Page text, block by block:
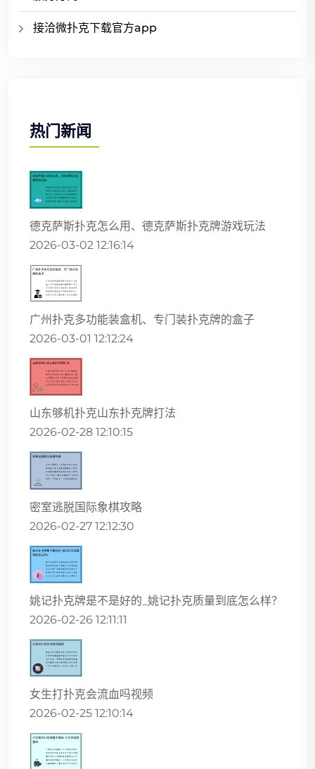
接洽微扑克下载官方app
热门新闻
德克萨斯扑克怎么用、德克萨斯扑克牌游戏玩法
2026-03-02 12:16:14
广州扑克多功能装盒机、专门装扑克牌的盒子
2026-03-01 12:12:24
山东够机扑克山东扑克牌打法
2026-02-28 12:10:15
密室逃脱国际象棋攻略
2026-02-27 12:12:30
姚记扑克牌是不是好的_姚记扑克质量到底怎么样？
2026-02-26 12:11:11
女生打扑克会流血吗视频
2026-02-25 12:10:14